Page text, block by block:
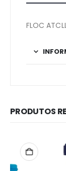
FLOC
PRODUTOS